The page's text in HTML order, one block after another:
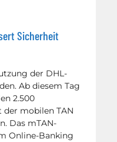
Sicherheit
der DHL-
Ab diesem Tag
2.500
mobilen TAN
Das mTAN-
Online-Banking